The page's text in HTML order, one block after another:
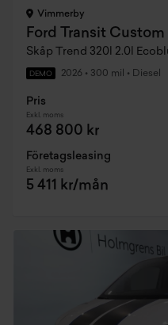
Vimmerby
Ford Transit
DEMO 2026 • 300 mil • Diesel
Pris
Exkl. moms
468 800 kr
Företagsleasing
Exkl. moms
5 411 kr/mån